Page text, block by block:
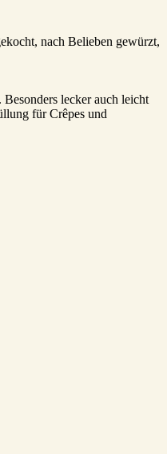
nach Belieben gewürzt,
lecker auch leicht
für Crêpes und